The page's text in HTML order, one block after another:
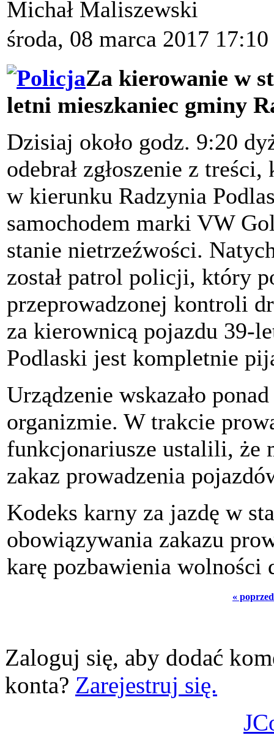
Michał Maliszewski
środa, 08 marca 2017 17:10
Za kierowanie w
letni mieszkaniec gminy
Dzisiaj około godz. 9:20
odebrał zgłoszenie z
w kierunku Radzynia
samochodem marki VW
stanie nietrzeźwości.
został patrol policji, który
przeprowadzonej kontroli
za kierownicą pojazdu 39-
Podlaski jest kompletnie
Urządzenie wskazało
organizmie. W trakcie
funkcjonariusze ustalili, że
zakaz prowadzenia
Kodeks karny za jazdę w
obowiązywania zakazu
karę pozbawienia wolności
«
Zaloguj się, aby dodać
konta? Zarejestruj się.